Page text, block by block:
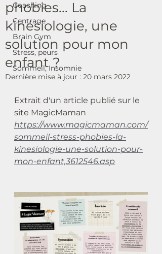
Coaching
Centrage
Brain Gym
Stress, peurs
Sommeil, Insomnie
phobies... La
kinésiologie, une
solution pour mon
enfant ?
Dernière mise à jour : 20 mars 2022
Extrait d'un article publié sur le
site MagicMaman
https://www.magicmaman.com/
sommeil-stress-phobies-la-
kinesiologie-une-solution-pour-
mon-enfant,3612546.asp